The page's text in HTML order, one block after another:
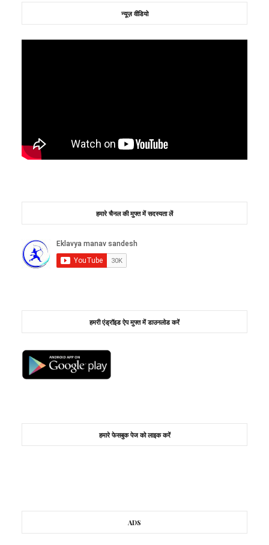
न्यूज़ वीडियो
हमारे चैनल की मुफ्त में सदस्यता लें
हमरी एंड्रॉइड ऐप मुफ्त में डाउनलोड करें
हमारे फेसबुक पेज को लाइक करें
ADS